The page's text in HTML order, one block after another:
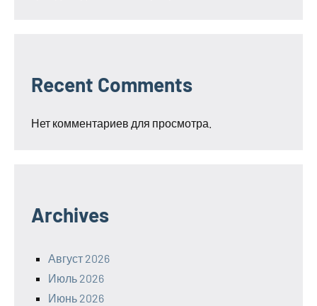
Recent Comments
Нет комментариев для просмотра.
Archives
Август 2026
Июль 2026
Июнь 2026